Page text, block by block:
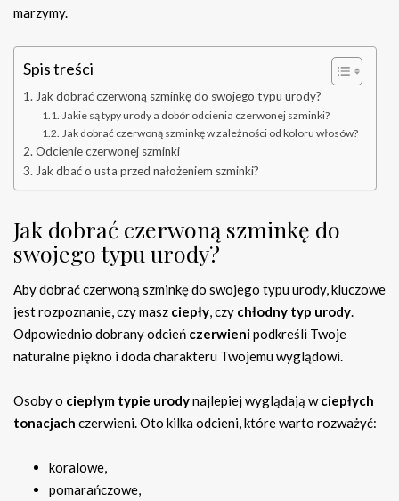
marzymy.
Spis treści
Jak dobrać czerwoną szminkę do swojego typu urody?
Jakie są typy urody a dobór odcienia czerwonej szminki?
Jak dobrać czerwoną szminkę w zależności od koloru włosów?
Odcienie czerwonej szminki
Jak dbać o usta przed nałożeniem szminki?
Jak dobrać czerwoną szminkę do
swojego typu urody?
Aby dobrać czerwoną szminkę do swojego typu urody, kluczowe
jest rozpoznanie, czy masz ciepły, czy chłodny typ urody.
Odpowiednio dobrany odcień czerwienipodkreśli Twoje
naturalne piękno i doda charakteru Twojemu wyglądowi.
Osoby o ciepłym typie urodynajlepiej wyglądają wciepłych
tonacjach czerwieni. Oto kilka odcieni, które warto rozważyć:
koralowe,
pomarańczowe,